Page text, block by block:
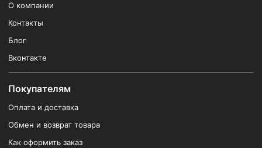
О компании
Контакты
Блог
Вконтакте
Покупателям
Оплата и доставка
Обмен и возврат товара
Как оформить заказ